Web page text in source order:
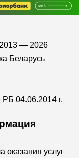
— 2026
Беларусь
04.06.2014 г.
оказания услуг